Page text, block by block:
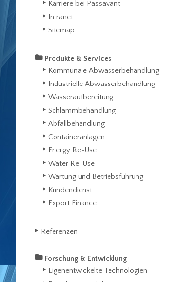
Karriere bei Passavant
Intranet
Sitemap
Produkte & Services
Kommunale Abwasserbehandlung
Industrielle Abwasserbehandlung
Wasseraufbereitung
Schlammbehandlung
Abfallbehandlung
Containeranlagen
Energy Re-Use
Water Re-Use
Wartung und Betriebsführung
Kundendienst
Export Finance
Referenzen
Forschung & Entwicklung
Eigenentwickelte Technologien